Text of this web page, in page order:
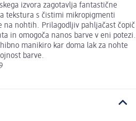
izvora zagotavlja fantastične
tekstura s čistimi mikropigmenti
na nohtih. Prilagodljiv pahljačast čopič
in omogoča nanos barve v eni potezi.
manikiro kar doma lak za nohte
barve.